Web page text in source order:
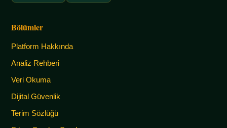
Bölümler
Platform Hakkında
Analiz Rehberi
Veri Okuma
Dijital Güvenlik
Terim Sözlüğü